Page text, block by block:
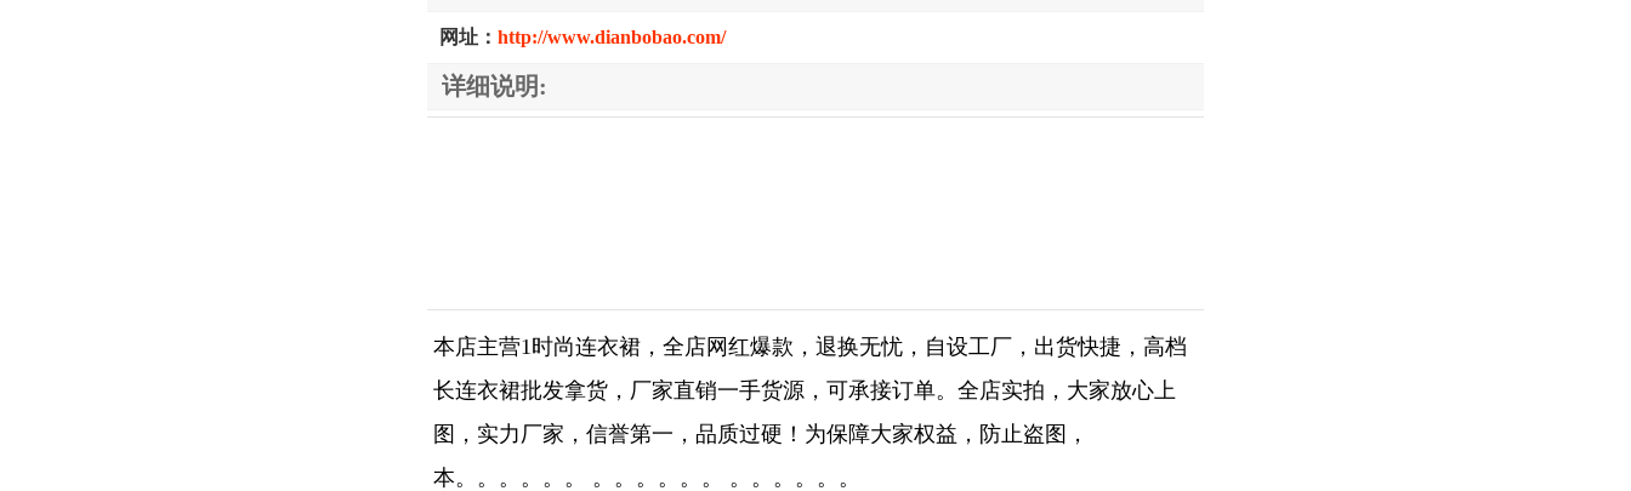
网址： http://www.dianbobao.com/
详细说明:
本店主营1时尚连衣裙，全店网红爆款，退换无忧，自设工厂，出货快捷，高档
长连衣裙批发拿货，厂家直销一手货源，可承接订单。全店实拍，大家放心上
图，实力厂家，信誉第一，品质过硬！为保障大家权益，防止盗图，
本。。。。。。 。。。。。。 。。。。。。